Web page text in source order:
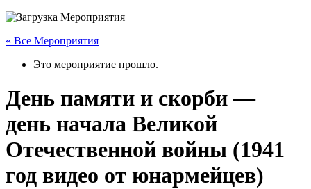
« Все Мероприятия
Это мероприятие прошло.
День памяти и скорби —
день начала Великой
Отечественной войны (1941
год видео от юнармейцев)